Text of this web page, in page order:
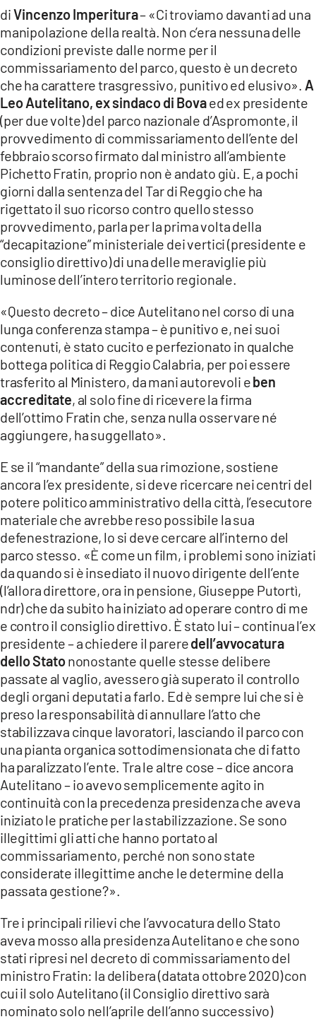
LACPLAY.IT
LACTV.IT
LACONAIR.IT
LACITYMAG.IT
ILREGGINO.IT
COSENZACHANNEL.IT
ILVIBONESE.IT
CATANZAROCHANNEL.IT
LACAPITALENEWS.IT
ANDROID
APPLE
diVincenzo Imperitura– «Ci troviamo davanti ad una
manipolazione della realtà. Non c’era nessuna delle
condizioni previste dalle norme per il
commissariamento del parco, questo è un decreto
che ha carattere trasgressivo, punitivo ed elusivo». A
Leo Autelitano, ex sindaco di Bovaed ex presidente
(per due volte) del parco nazionale d’Aspromonte, il
provvedimento di commissariamento dell’ente del
febbraio scorso firmato dal ministro all’ambiente
Pichetto Fratin, proprio non è andato giù. E, a pochi
giorni dalla sentenza del Tar di Reggio che ha
rigettato il suo ricorso contro quello stesso
provvedimento, parla per la prima volta della
“decapitazione” ministeriale dei vertici (presidente e
consiglio direttivo) di una delle meraviglie più
luminose dell’intero territorio regionale.
«Questo decreto – dice Autelitano nel corso di una
lunga conferenza stampa – è punitivo e, nei suoi
contenuti, è stato cucito e perfezionato in qualche
bottega politica di Reggio Calabria, per poi essere
trasferito al Ministero, da mani autorevoli eben
accreditate, al solo fine di ricevere la firma
dell’ottimo Fratin che, senza nulla osservare né
aggiungere, ha suggellato».
E se il “mandante” della sua rimozione, sostiene
ancora l’ex presidente, si deve ricercare nei centri del
potere politico amministrativo della città, l’esecutore
materiale che avrebbe reso possibile la sua
defenestrazione, lo si deve cercare all’interno del
parco stesso. «È come un film, i problemi sono iniziati
da quando si è insediato il nuovo dirigente dell’ente
(l’allora direttore, ora in pensione, Giuseppe Putortì,
ndr) che da subito ha iniziato ad operare contro di me
e contro il consiglio direttivo. È stato lui – continua l’ex
presidente – a chiedere il pareredell’avvocatura
dello Statononostante quelle stesse delibere
passate al vaglio, avessero già superato il controllo
degli organi deputati a farlo. Ed è sempre lui che si è
preso la responsabilità di annullare l’atto che
stabilizzava cinque lavoratori, lasciando il parco con
una pianta organica sottodimensionata che di fatto
ha paralizzato l’ente. Tra le altre cose – dice ancora
Autelitano – io avevo semplicemente agito in
continuità con la precedenza presidenza che aveva
iniziato le pratiche per la stabilizzazione. Se sono
illegittimi gli atti che hanno portato al
commissariamento, perché non sono state
considerate illegittime anche le determine della
passata gestione?».
Tre i principali rilievi che l’avvocatura dello Stato
aveva mosso alla presidenza Autelitano e che sono
stati ripresi nel decreto di commissariamento del
ministro Fratin: la delibera (datata ottobre 2020) con
cui il solo Autelitano (il Consiglio direttivo sarà
nominato solo nell’aprile dell’anno successivo)